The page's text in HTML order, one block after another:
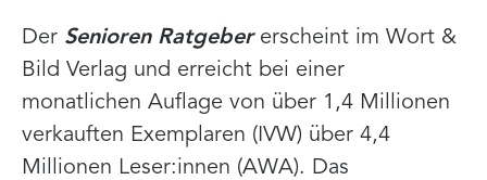
Der Senioren Ratgebererscheint im Wort &
Bild Verlag und erreicht bei einer
monatlichen Auflage von über 1,4 Millionen
verkauften Exemplaren (IVW) über 4,4
Millionen Leser:innen (AWA). Das